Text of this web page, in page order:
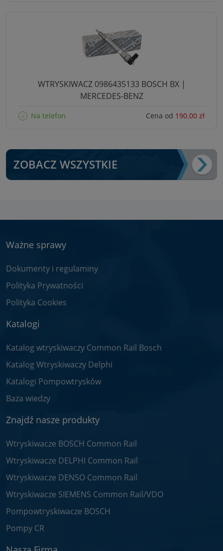
WTRYSKIWACZ 0986435133 BOSCH BX |
MERCEDES-BENZ
Na telefon Cena od 190.00 zł
ZOBACZ WSZYSTKIE
Ważne sprawy
Dokumenty i regulaminy
Polityka Prywatności
Polityka Cookies
Katalogi
Katalog wtryskiwaczy Common Rail Bosch
Katalog Wtryskiwaczy Delphi
Katalogi Pompowtrysków
Baza wiedzy
Znajdź nasze produkty
Wtryskiwacze BOSCH Common Rail
Wtryskiwacze DELPHI Common Rail
Wtryskiwacze DENSO Common Rail
Wtryskiwacze SIEMENS Common Rail/VDO
Pompowtryskiwacze BOSCH
Pompy CR